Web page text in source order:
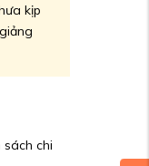
kịp
chi